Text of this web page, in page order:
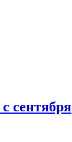
сентября